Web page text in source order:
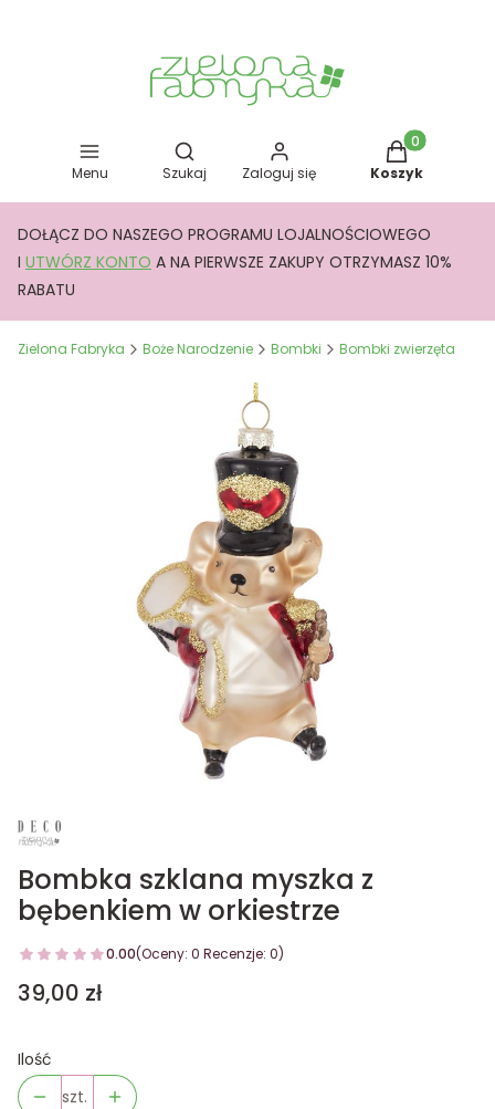
Menu
Otwórz wyszukiwarkę
Szukaj Zaloguj się
Produkty w
Koszyk
DOŁĄCZ DO NASZEGO PROGRAMU LOJALNOŚCIOWEGO
I UTWÓRZ KONTO A NA PIERWSZE ZAKUPY OTRZYMASZ 10%
RABATU
Zielona Fabryka Boże Narodzenie Bombki Bombki zwierzęta
Bombka szklana myszka z
bębenkiem w orkiestrze
0.00(Oceny: 0 Recenzje: 0)
Cena
39,00 zł
Ilość
szt.